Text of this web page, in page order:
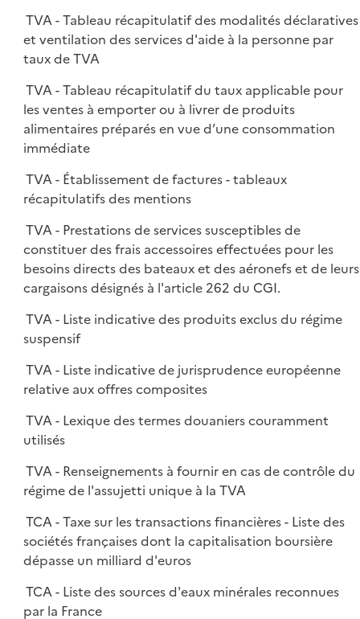
TVA - Tableau récapitulatif des modalités déclaratives
et ventilation des services d'aide à la personne par
taux de TVA
TVA - Tableau récapitulatif du taux applicable pour
les ventes à emporter ou à livrer de produits
alimentaires préparés en vue d’une consommation
immédiate
TVA - Établissement de factures - tableaux
récapitulatifs des mentions
TVA - Prestations de services susceptibles de
constituer des frais accessoires effectuées pour les
besoins directs des bateaux et des aéronefs et de leurs
cargaisons désignés à l'article 262 du CGI.
TVA - Liste indicative des produits exclus du régime
suspensif
TVA - Liste indicative de jurisprudence européenne
relative aux offres composites
TVA - Lexique des termes douaniers couramment
utilisés
TVA - Renseignements à fournir en cas de contrôle du
régime de l'assujetti unique à la TVA
TCA - Taxe sur les transactions financières - Liste des
sociétés françaises dont la capitalisation boursière
dépasse un milliard d'euros
TCA - Liste des sources d'eaux minérales reconnues
par la France